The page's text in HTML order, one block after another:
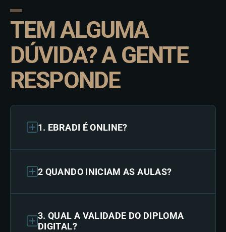
TEM ALGUMA
DÚVIDA? A GENTE
RESPONDE
1. EBRADI É ONLINE?
2 QUANDO INICIAM AS AULAS?
3. QUAL A VALIDADE DO DIPLOMA
DIGITAL?